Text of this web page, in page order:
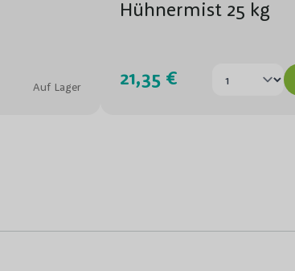
Auf Lager
Hühnermist 25 kg
21,35 €